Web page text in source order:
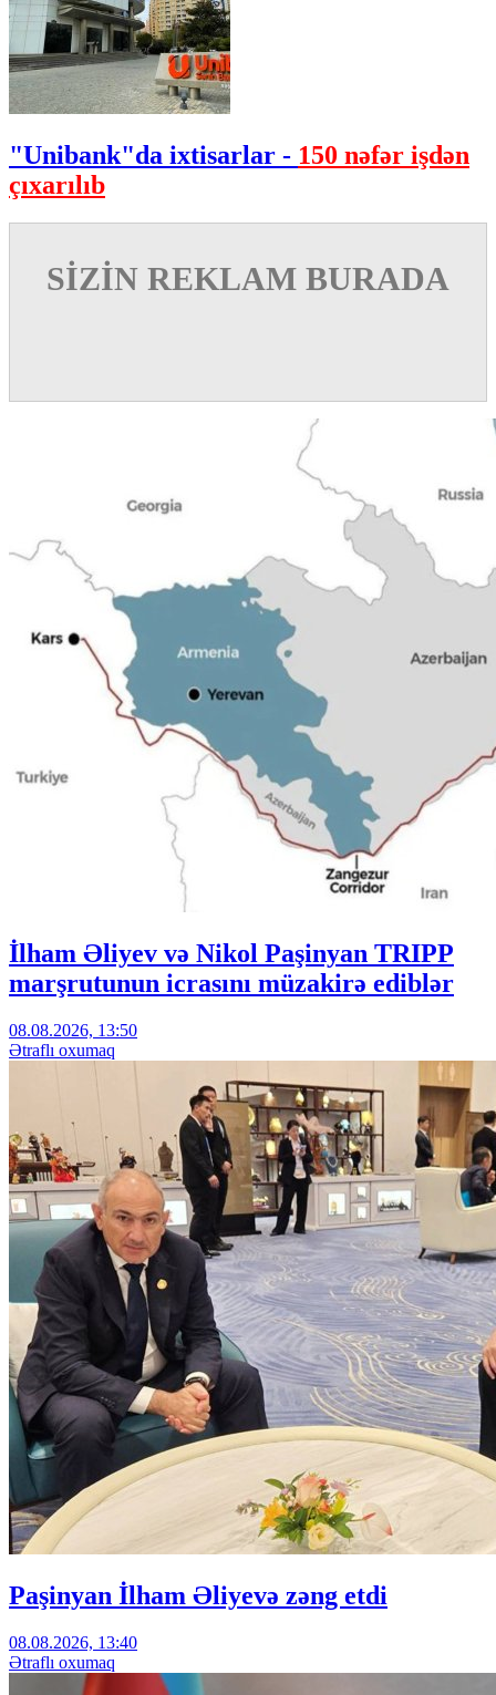
"Unibank"da ixtisarlar - 150 nəfər işdən
çıxarılıb
SİZİN REKLAM BURADA
İlham Əliyev və Nikol Paşinyan TRIPP
marşrutunun icrasını müzakirə ediblər
08.08.2026, 13:50
Ətraflı oxumaq
Paşinyan İlham Əliyevə zəng etdi
08.08.2026, 13:40
Ətraflı oxumaq